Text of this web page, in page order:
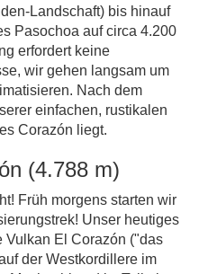
Landschaft) bis hinauf
Pasochoa auf circa 4.200
erfordert keine
wir gehen langsam um
Nach dem
einfachen, rustikalen
Corazón liegt.
(4.788 m)
Früh morgens starten wir
Unser heutiges
Vulkan El Corazón ("das
der Westkordillere im